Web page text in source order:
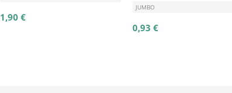
1,90 €
JUMBO
0,93 €